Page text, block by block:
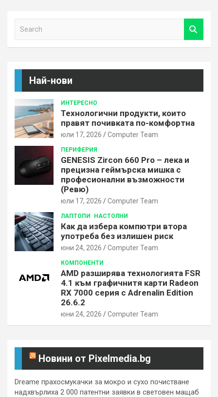
Най-нови
ИНТЕРЕСНО
Технологични продукти, които
правят почивката по-комфортна
юли 17, 2026 Computer Team
ПЕРИФЕРИЯ
GENESIS Zircon 660 Pro – лека и
прецизна геймърска мишка с
професионални възможности
(Ревю)
юли 17, 2026 Computer Team
ЛАПТОПИ НАСТОЛНИ
Как да избера компютри втора
употреба без излишен риск
юни 24, 2026 Computer Team
КОМПОНЕНТИ
AMD разширява технологията FSR
4.1 към графичнитя карти Radeon
RX 7000 серия с Adrenalin Edition
26.6.2
юни 24, 2026 Computer Team
Новини от Pixelmedia.bg
Dreame прахосмукачки за мокро и сухо почистване
надхвърлиха 2 000 патентни заявки в световен мащаб